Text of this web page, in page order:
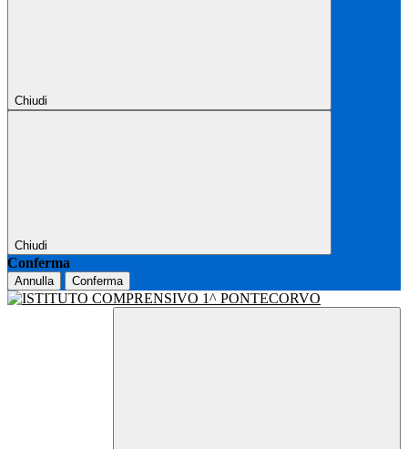
Chiudi
Chiudi
Conferma
Annulla Conferma